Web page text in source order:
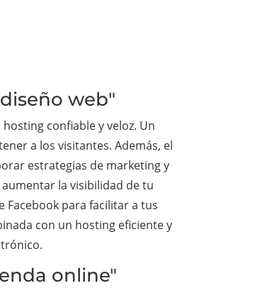
web"
confiable y veloz. Un
a los visitantes. Además, el
estrategias de marketing y
la visibilidad de tu
Facebook para facilitar a tus
con un hosting eficiente y
online"